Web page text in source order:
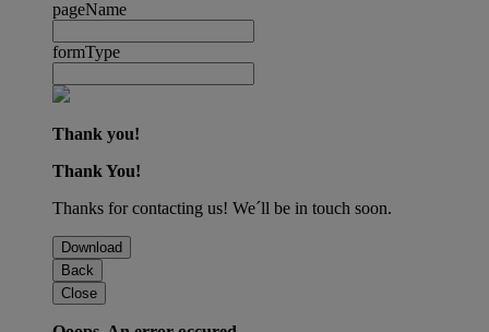
pageName
formType
Thank you!
Thank You!
Thanks for contacting us! We´ll be in touch soon.
Download
Back
Close